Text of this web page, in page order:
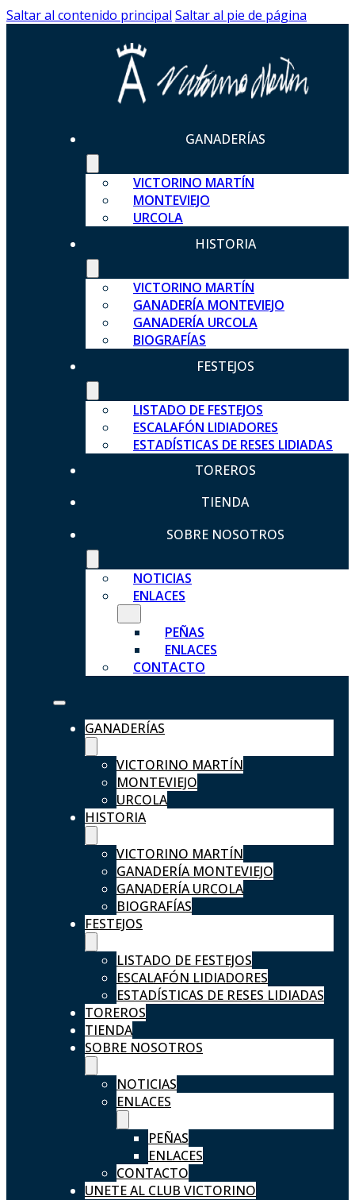
Saltar al contenido principal Saltar al pie de página
GANADERÍAS
VICTORINO MARTÍN
MONTEVIEJO
URCOLA
HISTORIA
VICTORINO MARTÍN
GANADERÍA MONTEVIEJO
GANADERÍA URCOLA
BIOGRAFÍAS
FESTEJOS
LISTADO DE FESTEJOS
ESCALAFÓN LIDIADORES
ESTADÍSTICAS DE RESES LIDIADAS
TOREROS
TIENDA
SOBRE NOSOTROS
NOTICIAS
ENLACES
PEÑAS
ENLACES
CONTACTO
GANADERÍAS
VICTORINO MARTÍN
MONTEVIEJO
URCOLA
HISTORIA
VICTORINO MARTÍN
GANADERÍA MONTEVIEJO
GANADERÍA URCOLA
BIOGRAFÍAS
FESTEJOS
LISTADO DE FESTEJOS
ESCALAFÓN LIDIADORES
ESTADÍSTICAS DE RESES LIDIADAS
TOREROS
TIENDA
SOBRE NOSOTROS
NOTICIAS
ENLACES
PEÑAS
ENLACES
CONTACTO
UNETE AL CLUB VICTORINO